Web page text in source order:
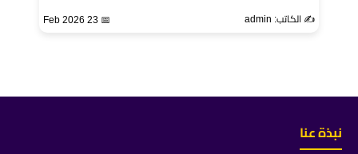
✍️ الكاتب: admin 📅 23 Feb 2026
نبذة عنا